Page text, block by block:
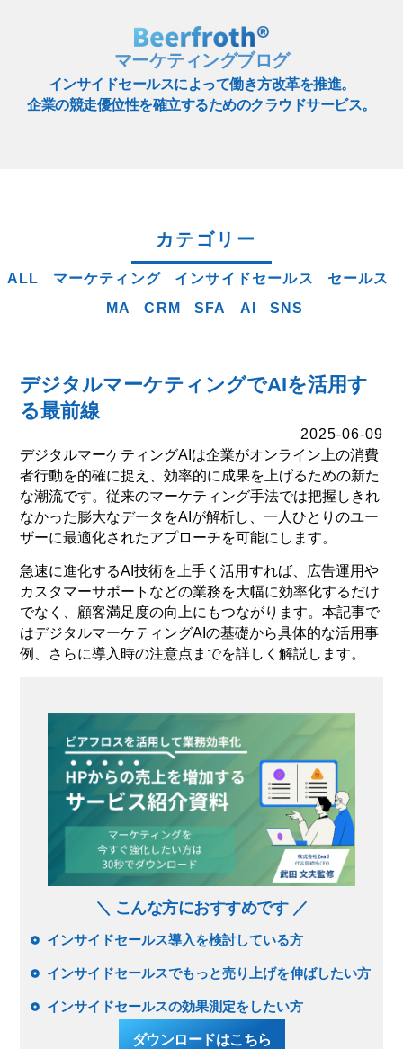
マーケティングブログ
インサイドセールスによって働き方改革を推進。
企業の競走優位性を確立するためのクラウドサービス。
カテゴリー
ALL マーケティング インサイドセールス
セールス
MA
CRM SFA AI SNS
デジタルマーケティングでAIを活用す
る最前線
2025-06-09
デジタルマーケティングAIは企業がオンライン上の消費
者行動を的確に捉え、効率的に成果を上げるための新た
な潮流です。従来のマーケティング手法では把握しきれ
なかった膨大なデータをAIが解析し、一人ひとりのユー
ザーに最適化されたアプローチを可能にします。
急速に進化するAI技術を上手く活用すれば、広告運用や
カスタマーサポートなどの業務を大幅に効率化するだけ
でなく、顧客満足度の向上にもつながります。本記事で
はデジタルマーケティングAIの基礎から具体的な活用事
例、さらに導入時の注意点までを詳しく解説します。
＼ こんな方におすすめです ／
インサイドセールス導入を検討している方
インサイドセールスでもっと売り上げを伸ばしたい方
インサイドセールスの効果測定をしたい方
ダウンロードはこちら